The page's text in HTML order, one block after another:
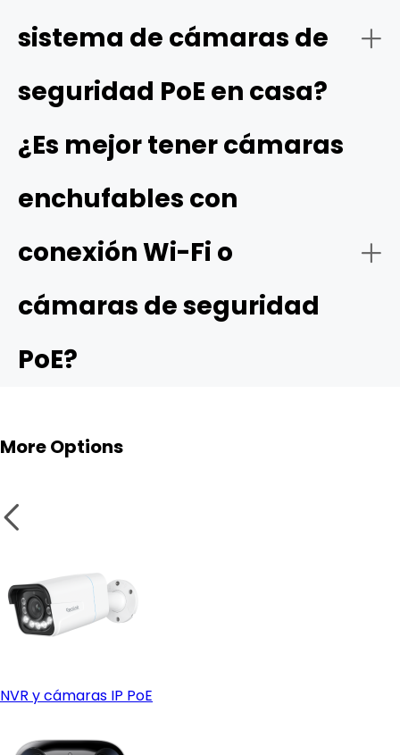
sistema de cámaras de
seguridad PoE en casa?
¿Es mejor tener cámaras
enchufables con
conexión Wi-Fi o
cámaras de seguridad
PoE?
More Options
NVR y cámaras IP PoE